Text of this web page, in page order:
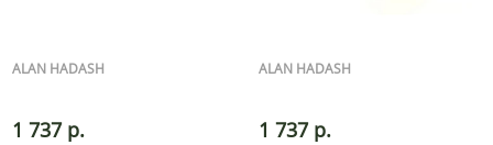
ALAN HADASH
1 737 р.
ALAN HADASH
1 737 р.